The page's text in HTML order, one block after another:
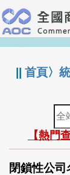
跳
到
主
要
:::
||首頁〉
全
站
檢
索
【熱門
閉鎖性公司